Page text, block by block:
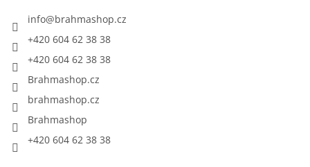
info@brahmashop.cz
+420 604 62 38 38
+420 604 62 38 38
Brahmashop.cz
brahmashop.cz
Brahmashop
+420 604 62 38 38